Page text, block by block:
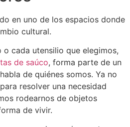
en uno de los espacios donde
cultural.
cada utensilio que elegimos,
de saúco, forma parte de un
de quiénes somos. Ya no
resolver una necesidad
rodearnos de objetos
de vivir.